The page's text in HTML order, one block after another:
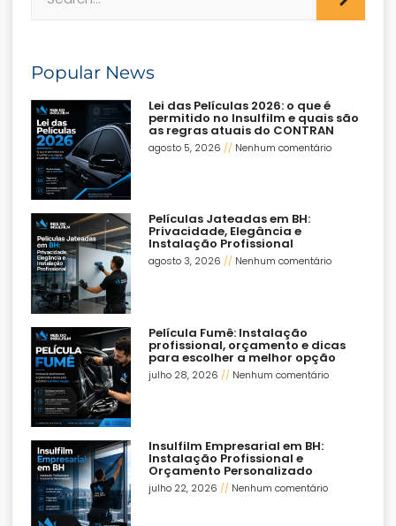
Popular News
Lei das Películas 2026: o que é
permitido no Insulfilm e quais são
as regras atuais do CONTRAN
agosto 5, 2026 Nenhum comentário
Películas Jateadas em BH:
Privacidade, Elegância e
Instalação Profissional
agosto 3, 2026 Nenhum comentário
Película Fumê: Instalação
profissional, orçamento e dicas
para escolher a melhor opção
julho 28, 2026 Nenhum comentário
Insulfilm Empresarial em BH:
Instalação Profissional e
Orçamento Personalizado
julho 22, 2026 Nenhum comentário